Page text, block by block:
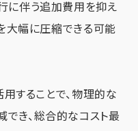
に伴う追加費用を抑え
大幅に圧縮できる可能
することで、物理的な
き、総合的なコスト最